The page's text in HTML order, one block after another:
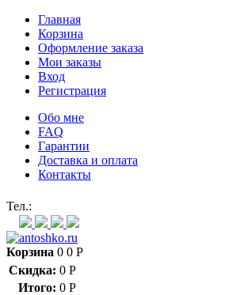
Главная
Корзина
Оформление заказа
Мои заказы
Вход
Регистрация
Обо мне
FAQ
Гарантии
Доставка и оплата
Контакты
Тел.:
Корзина 0 0 Р
Скидка: 0 Р
Итого: 0 Р